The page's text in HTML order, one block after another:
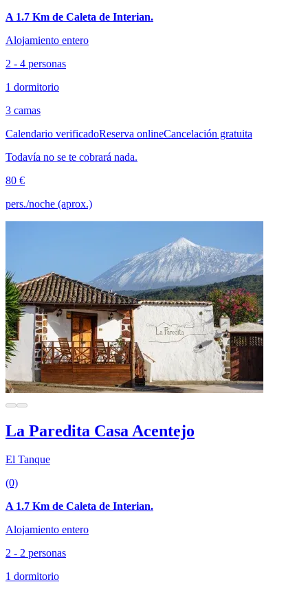
A 1.7 Km de Caleta de Interian.
Alojamiento entero
2 - 4 personas
1 dormitorio
3 camas
Calendario verificadoReserva onlineCancelación gratuita
Todavía no se te cobrará nada.
80 €
pers./noche (aprox.)
La Paredita Casa Acentejo
El Tanque
(0)
A 1.7 Km de Caleta de Interian.
Alojamiento entero
2 - 2 personas
1 dormitorio